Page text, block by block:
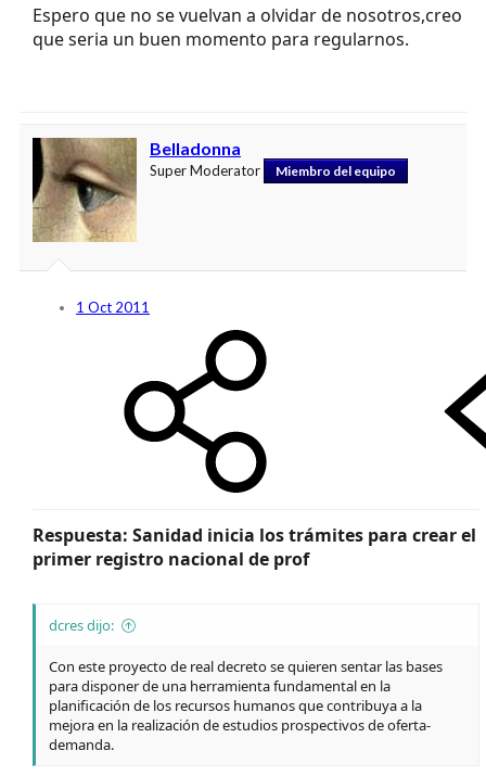
Espero que no se vuelvan a olvidar de nosotros,creo
que seria un buen momento para regularnos.
Belladonna
Super Moderator Miembro del equipo
1 Oct 2011
Respuesta: Sanidad inicia los trámites para crear el
primer registro nacional de prof
dcres dijo:
Con este proyecto de real decreto se quieren sentar las bases
para disponer de una herramienta fundamental en la
planificación de los recursos humanos que contribuya a la
mejora en la realización de estudios prospectivos de oferta-
demanda.